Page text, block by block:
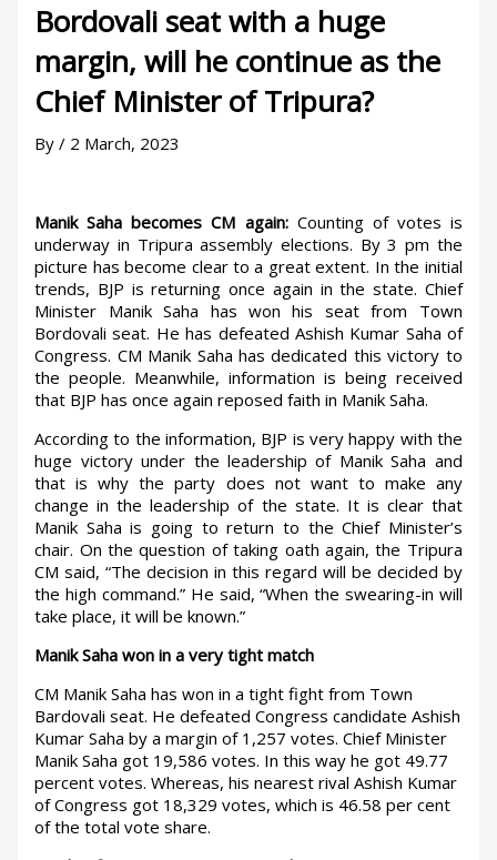
Bordovali seat with a huge
margin, will he continue as the
Chief Minister of Tripura?
By/ 2 March, 2023
Manik Saha becomes CM again:Counting of votes is
underway in Tripura assembly elections. By 3 pm the
picture has become clear to a great extent. In the initial
trends, BJP is returning once again in the state. Chief
Minister Manik Saha has won his seat from Town
Bordovali seat. He has defeated Ashish Kumar Saha of
Congress. CM Manik Saha has dedicated this victory to
the people. Meanwhile, information is being received
that BJP has once again reposed faith in Manik Saha.
According to the information, BJP is very happy with the
huge victory under the leadership of Manik Saha and
that is why the party does not want to make any
change in the leadership of the state. It is clear that
Manik Saha is going to return to the Chief Minister’s
chair. On the question of taking oath again, the Tripura
CM said, “The decision in this regard will be decided by
the high command.” He said, “When the swearing-in will
take place, it will be known.”
Manik Saha won in a very tight match
CM Manik Saha has won in a tight fight from Town
Bardovali seat. He defeated Congress candidate Ashish
Kumar Saha by a margin of 1,257 votes. Chief Minister
Manik Saha got 19,586 votes. In this way he got 49.77
percent votes. Whereas, his nearest rival Ashish Kumar
of Congress got 18,329 votes, which is 46.58 per cent
of the total vote share.